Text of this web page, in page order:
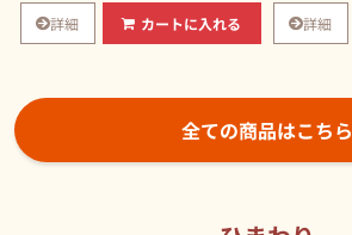
詳細 カートに入れる 詳細
全ての商品はこちら